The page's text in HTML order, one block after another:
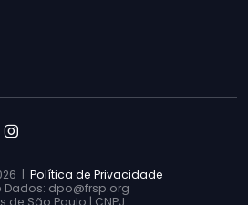
| Política de Privacidade
Dados: dpo@frsp.org
São Paulo | CNPJ: